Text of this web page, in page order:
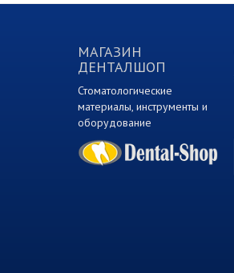
МАГАЗИН
ДЕНТАЛШОП
Стоматологические
материалы, инструменты и
оборудование